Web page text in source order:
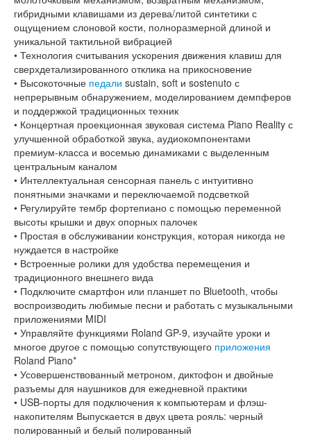
гибридными клавишами из дерева/литой синтетики с
ощущением слоновой кости, полноразмерной длиной и
уникальной тактильной вибрацией
• Технология считывания ускорения движения клавиш для
сверхдетализированного отклика на прикосновение
• Высокоточные педали sustain, soft и sostenuto с
непрерывным обнаружением, моделированием демпферов
и поддержкой традиционных техник
• Концертная проекционная звуковая система Piano Reality с
улучшенной обработкой звука, аудиокомпонентами
премиум-класса и восемью динамиками с выделенным
центральным каналом
• Интеллектуальная сенсорная панель с интуитивно
понятными значками и переключаемой подсветкой
• Регулируйте тембр фортепиано с помощью переменной
высоты крышки и двух опорных палочек
• Простая в обслуживании конструкция, которая никогда не
нуждается в настройке
• Встроенные ролики для удобства перемещения и
традиционного внешнего вида
• Подключите смартфон или планшет по Bluetooth, чтобы
воспроизводить любимые песни и работать с музыкальными
приложениями MIDI
• Управляйте функциями Roland GP-9, изучайте уроки и
многое другое с помощью сопутствующего приложения
Roland Piano*
• Усовершенствованный метроном, диктофон и двойные
разъемы для наушников для ежедневной практики
• USB-порты для подключения к компьютерам и флэш-
накопителям Выпускается в двух цвета рояль: черный
полированный и белый полированный